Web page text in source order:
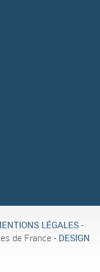
LÉGALES-
de France - DESIGN